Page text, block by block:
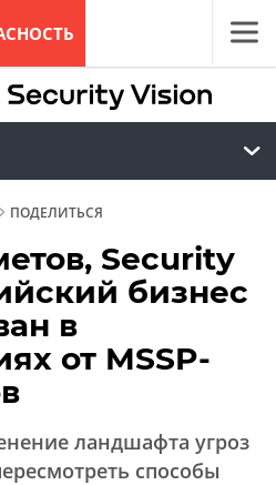
ПОДЕЛИТЬСЯ
Security
бизнес
в
от MSSP-
ландшафта угроз
способы